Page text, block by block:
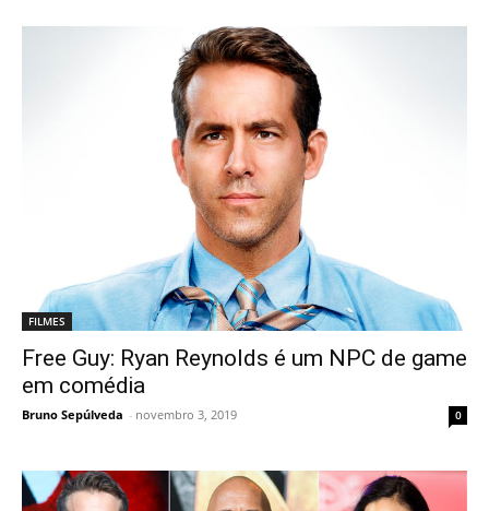
FILMES
Free Guy: Ryan Reynolds é um NPC de game
em comédia
Bruno Sepúlveda - novembro 3, 2019 0